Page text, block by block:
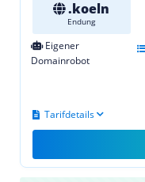
.koeln
Endung
Eigener
Domainrobot
Tarifdetails